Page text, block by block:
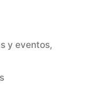
y eventos,